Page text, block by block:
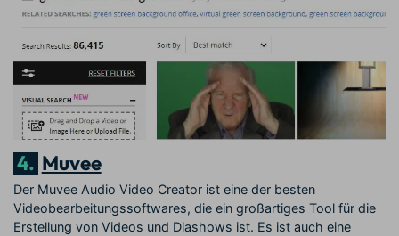
4. Muvee
Der Muvee Audio Video Creator ist eine der besten
Videobearbeitungssoftwares, die ein großartiges Tool für die
Erstellung von Videos und Diashows ist. Es ist auch eine